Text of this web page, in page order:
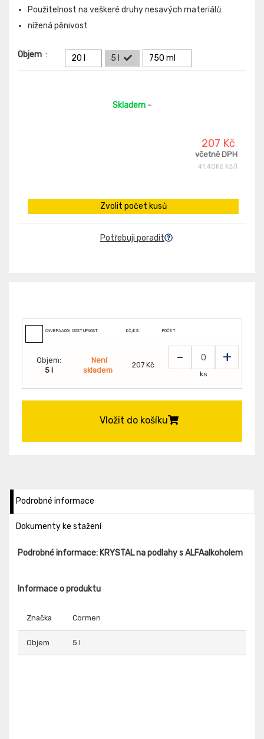
Použitelnost na veškeré druhy nesavých materiálů
nížená pěnivost
Objem : 20 l 5 l 750 ml
Skladem -
207 Kč
včetně DPH
41,40Kč Kč/l
Zvolit počet kusů
Potřebuji poradit
CNVBPAA050099DOSTUPNOST KČ/KS: POČET
Objem:
5 l
Není
skladem
207 Kč - +
ks
Vložit do košíku
Podrobné informace
Dokumenty ke stažení
Podrobné informace: KRYSTAL na podlahy s ALFAalkoholem
Informace o produktu
Značka Cormen
Objem 5 l